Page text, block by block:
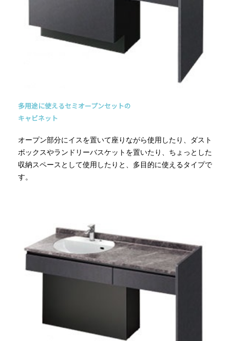
多用途に使えるセミオープンセットの
キャビネット
オープン部分にイスを置いて座りながら使用したり、ダスト
ボックスやランドリーバスケットを置いたり、ちょっとした
収納スペースとして使用したりと、多目的に使えるタイプで
す。